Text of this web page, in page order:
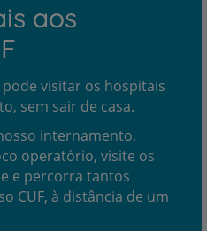
aos
visitar os hospitais
sem sair de casa.
internamento,
operatório, visite os
e percorra tantos
CUF, à distância de um